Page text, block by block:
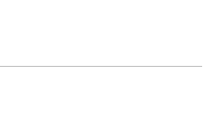
Nevažećih je bilo 1.741